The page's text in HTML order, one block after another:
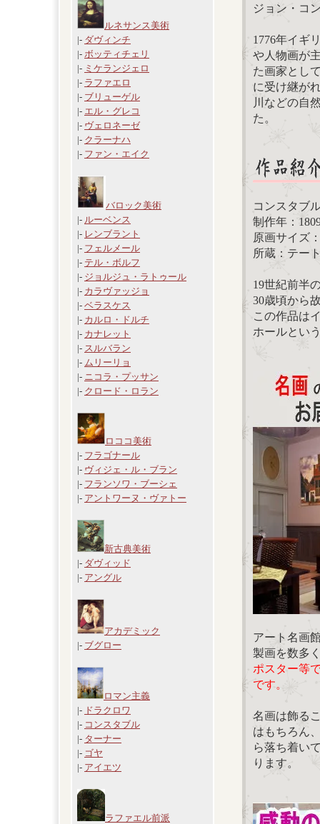
ルネサンス美術
|- ダヴィンチ
|- ボッティチェリ
|- ミケランジェロ
|- ラファエロ
|- ブリューゲル
|- エル・グレコ
|- ヴェロネーゼ
|- クラーナハ
|- ファン・エイク
バロック美術
|- ルーベンス
|- レンブラント
|- フェルメール
|- テル・ボルフ
|- ジョルジュ・ラトゥール
|- カラヴァッジョ
|- ベラスケス
|- カルロ・ドルチ
|- カナレット
|- スルバラン
|- ムリーリョ
|- ニコラ・プッサン
|- クロード・ロラン
ロココ美術
|- フラゴナール
|- ヴィジェ・ル・ブラン
|- フランソワ・ブーシェ
|- アントワーヌ・ヴァトー
新古典美術
|- ダヴィッド
|- アングル
アカデミック
|- ブグロー
ロマン主義
|- ドラクロワ
|- コンスタブル
|- ターナー
|- ゴヤ
|- アイエツ
ラファエル前派
ジョン・コ
1776年イギ
や人物画が
た画家とし
に受け継が
川などの自
た。
コンスタブ
制作年：
原画サイズ
所蔵：テー
19世紀前半
30歳頃から
この作品は
ホールとい
アート名画
製画を数多
ポスター等
です。
名画は飾る
はもちろん
ら落ち着い
ります。